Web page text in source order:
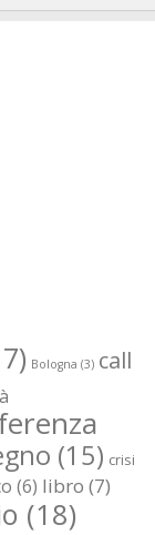
Bologna (3) call
(15) crisi
(6) libro (7)
(18)